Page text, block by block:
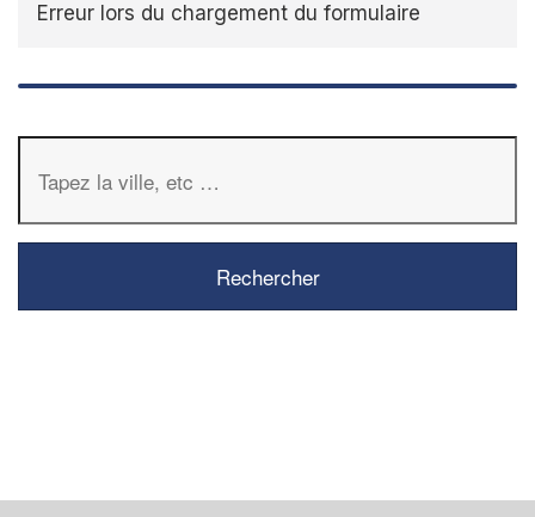
Erreur lors du chargement du formulaire